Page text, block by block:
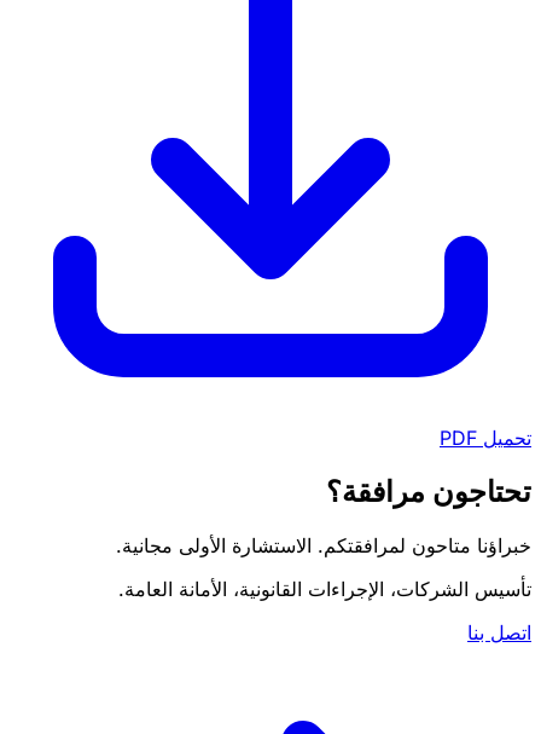
تحميل PDF
تحتاجون مرافقة؟
خبراؤنا متاحون لمرافقتكم. الاستشارة الأولى مجانية.
تأسيس الشركات، الإجراءات القانونية، الأمانة العامة.
اتصل بنا